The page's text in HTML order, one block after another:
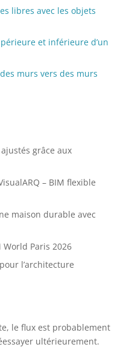
libres avec les objets
et inférieure d’un
murs vers des murs
grâce aux
– BIM flexible
maison durable avec
World Paris 2026
l’architecture
le flux est probablement
ultérieurement.